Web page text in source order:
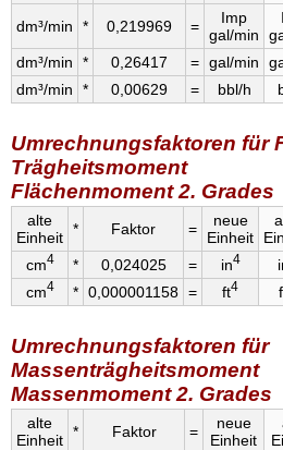
dm³/min * 0,219969 =
Imp
gal/min
dm³/min * 0,26417 = gal/min
dm³/min
* 0,00629 = bbl/h
Umrechnungsfaktoren für
Trägheitsmoment
Flächenmoment 2. Grades
alte
Einheit * Faktor =
neue
Einheit
cm4 * 0,024025 = in4
cm4 * 0,000001158 = ft4
Umrechnungsfaktoren für
Massenträgheitsmoment
Massenmoment 2. Grades
alte
Einheit * Faktor =
neue
Einheit